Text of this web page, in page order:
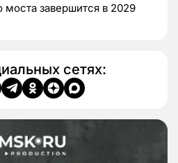
моста завершится в 2029
сетях: